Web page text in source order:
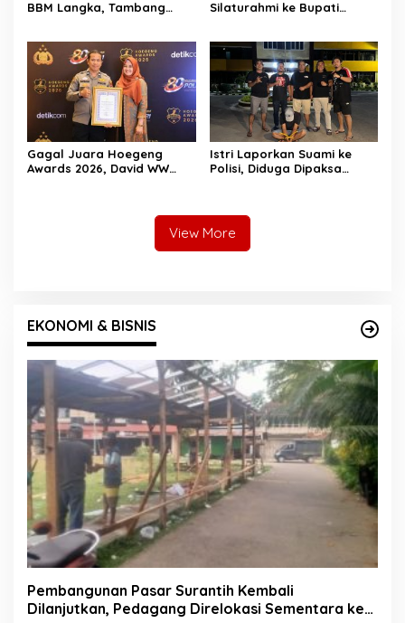
BBM Langka, Tambang
Kejahatan”
Silaturahmi ke Bupati
Bersinergi
Gagal Juara Hoegeng
Awards 2026, David WW
Istri Laporkan Suami ke
Polisi, Diduga Dipaksa
View More
EKONOMI & BISNIS
Pembangunan Pasar Surantih Kembali
Dilanjutkan, Pedagang Direlokasi Sementara ke